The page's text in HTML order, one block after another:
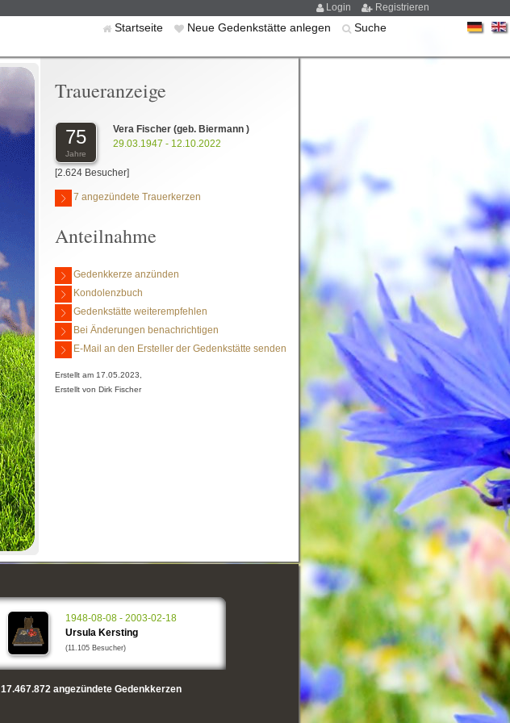
Login Registrieren
Startseite Neue Gedenkstätte anlegen Suche
Traueranzeige
75
Jahre
Vera Fischer (geb. Biermann )
29.03.1947 - 12.10.2022
[2.624 Besucher]
7 angezündete Trauerkerzen
Anteilnahme
Gedenkkerze anzünden
Kondolenzbuch
Gedenkstätte weiterempfehlen
Bei Änderungen benachrichtigen
E-Mail an den Ersteller der Gedenkstätte senden
Erstellt am 17.05.2023,
Erstellt von Dirk Fischer
1948-08-08 - 2003-02-18
Ursula Kersting
(11.105 Besucher)
17.467.872angezündete Gedenkkerzen